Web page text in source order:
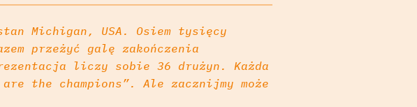
Michigan, USA. Osiem tysięcy
przeżyć galę zakończenia
liczy sobie 36 drużyn. Każda
the champions”. Ale zacznijmy może